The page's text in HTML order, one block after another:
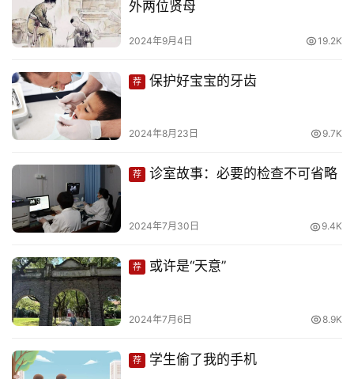
生
情
感
旅
育
娱
乐
专
题
登录
外两位贤母
2024年9月4日 19.2K
荐 保护好宝宝的牙齿
2024年8月23日 9.7K
荐 诊室故事：必要的检查不可省略
2024年7月30日 9.4K
荐 或许是“天意”
2024年7月6日 8.9K
荐 学生偷了我的手机